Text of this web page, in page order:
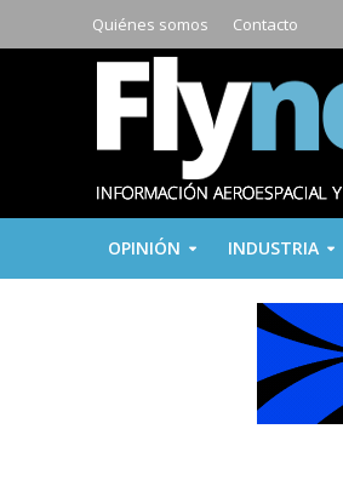
Quiénes somos Contacto
OPINIÓN INDUSTRIA